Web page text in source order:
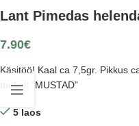
Lant Pimedas
7.90€
Käsitöö! Kaal ca 7,5gr. Pikkus
tootjalt “MUSTAD”
5 laos